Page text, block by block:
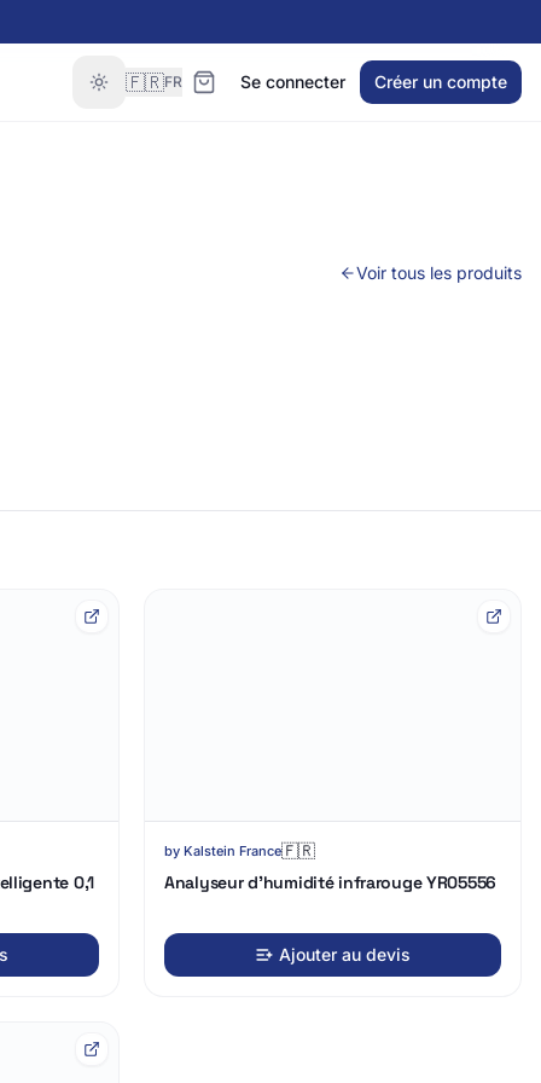
🇫🇷FR Se connecter Créer un compte
Voir tous les produits
0,1
by Kalstein France🇫🇷
Analyseur d'humidité infrarouge YR05556
Ajouter au devis